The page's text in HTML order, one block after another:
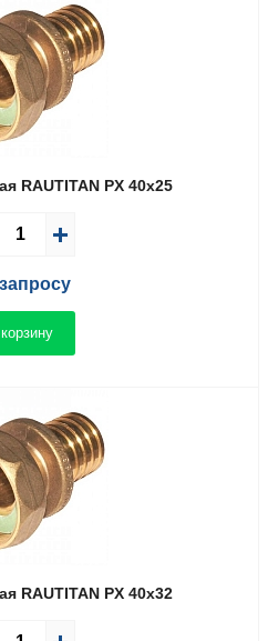
RAUTITAN PX 40х25
RAUTITAN PX 40х32